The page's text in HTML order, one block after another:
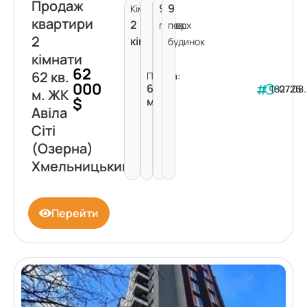
Продаж
квартири
2
кімнати
62 кв.
м. ЖК
Авіла
Сіті
(Озерна)
Хмельницький
62
000
$
Кімнат:
2
кімнати
Площа:
62
м²
9
поверх
9
пов.
будинок
182726
Перейти